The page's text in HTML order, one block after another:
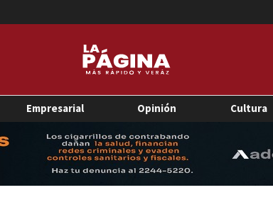
Empresarial Opinión Cultura